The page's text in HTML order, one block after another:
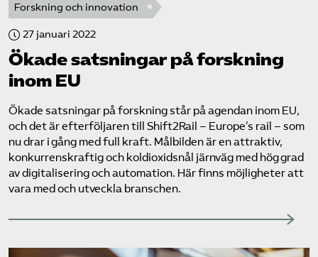
Forskning och innovation
27 januari 2022
Ökade satsningar på forskning
inom EU
Ökade satsningar på forskning står på agendan inom EU,
och det är efterföljaren till Shift2Rail – Europe’s rail – som
nu drar i gång med full kraft. Målbilden är en attraktiv,
konkurrenskraftig och koldioxidsnål järnväg med hög grad
av digitalisering och automation. Här finns möjligheter att
vara med och utveckla branschen.